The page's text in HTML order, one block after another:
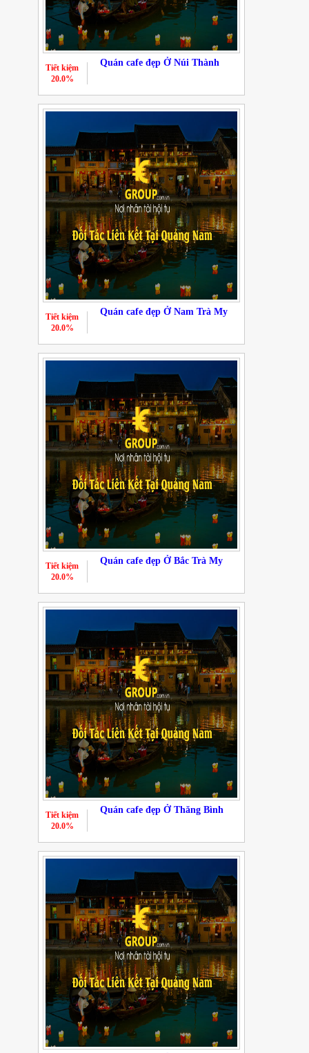
Quán cafe đẹp Ở Núi Thành
Tiết kiệm
20.0%
Quán cafe đẹp Ở Nam Trà My
Tiết kiệm
20.0%
Quán cafe đẹp Ở Bắc Trà My
Tiết kiệm
20.0%
Quán cafe đẹp Ở Thăng Bình
Tiết kiệm
20.0%